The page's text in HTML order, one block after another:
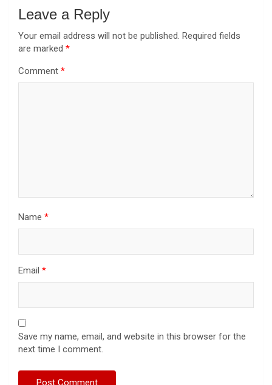
Leave a Reply
Your email address will not be published. Required fields
are marked *
Comment *
Name *
Email *
Save my name, email, and website in this browser for the
next time I comment.